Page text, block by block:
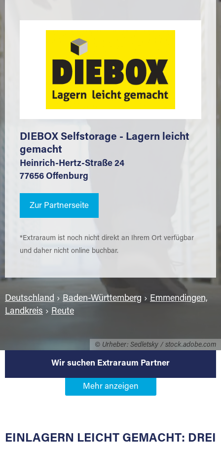
© Urheber: Sedletsky / stock.adobe.com
DIEBOX Selfstorage - Lagern leicht
gemacht
Heinrich-Hertz-Straße 24
77656 Offenburg
Zur Partnerseite
*Extraraum ist noch nicht direkt an Ihrem Ort verfügbar
und daher nicht online buchbar.
Deutschland › Baden-Württemberg › Emmendingen,
Landkreis › Reute
Wir suchen Extraraum Partner
Werden Sie Extraraum Partner in
Sie bieten Kunden Lagerraum zur Miete, der
EINLAGERN LEICHT GEMACHT: DREI